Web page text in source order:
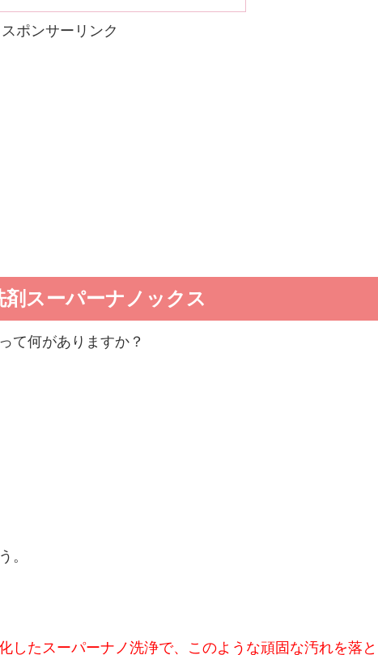
スポンサーリンク
スーパーナノックス
て何がありますか？
。
したスーパーナノ洗浄で、このような頑固な汚れを落と